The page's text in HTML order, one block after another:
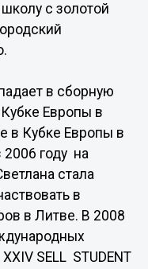
с золотой
в сборную
Европы в
в Кубке Европы в
году на
стала
в
в Литве. В 2008
SELL STUDENT